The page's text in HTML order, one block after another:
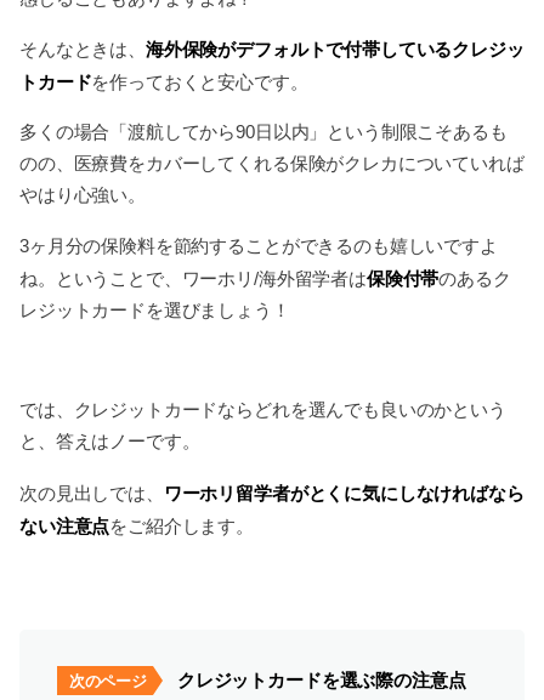
そんなときは、 海外保険がデフォルトで付帯しているクレジッ
トカードを作っておくと安心です。
多くの場合「渡航してから90日以内」という制限こそあるも
のの、医療費をカバーしてくれる保険がクレカについていれば
やはり心強い。
3ヶ月分の保険料を節約することができるのも嬉しいですよ
ね。ということで、ワーホリ/海外留学者は保険付帯のあるク
レジットカードを選びましょう！
では、クレジットカードならどれを選んでも良いのかという
と、答えはノーです。
次の見出しでは、
ワーホリ留学者がとくに気にしなければなら
ない注意点をご紹介します。
次のページ
クレジットカードを選ぶ際の注意点